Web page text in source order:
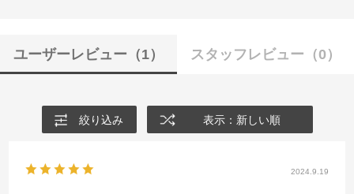
ユーザーレビュー （1） スタッフレビュー （0）
絞り込み 表示：新しい順
2024.9.19